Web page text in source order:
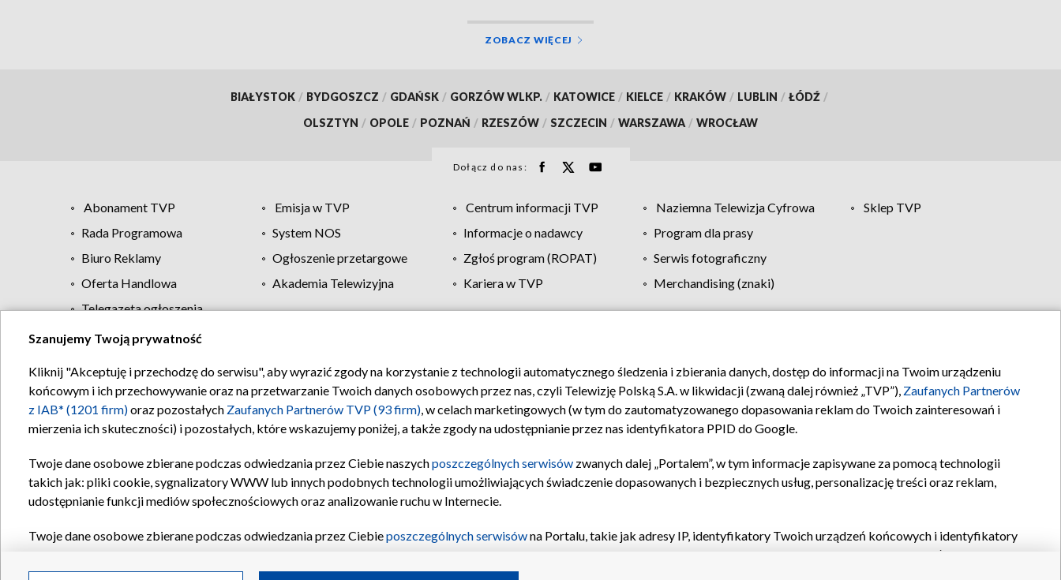
ZOBACZ WIĘCEJ
BIAŁYSTOK / BYDGOSZCZ / GDAŃSK / GORZÓW WLKP. / KATOWICE / KIELCE / KRAKÓW / LUBLIN / ŁÓDŹ /
OLSZTYN / OPOLE / POZNAŃ / RZESZÓW / SZCZECIN / WARSZAWA / WROCŁAW
Dołącz do nas:
Abonament TVP Emisja w TVP Centrum informacji TVP Naziemna Telewizja Cyfrowa
Sklep TVP
Rada Programowa
System NOS Informacje o nadawcy
Program dla prasy
Biuro Reklamy
Ogłoszenie przetargowe Zgłoś program (ROPAT)
Serwis fotograficzny
Oferta Handlowa
Akademia Telewizyjna Kariera w TVP
Merchandising (znaki)
Telegazeta ogłoszenia
Regulamin TVP Polityka prywatności Moje zgody Pomoc Biuro reklamy Kontakt
Szanujemy Twoją prywatność
Kliknij "Akceptuję i przechodzę do serwisu", aby wyrazić zgody na korzystanie z technologii automatycznego śledzenia i zbierania danych, dostęp do informacji na Twoim urządzeniu
końcowym i ich przechowywanie oraz na przetwarzanie Twoich danych osobowych przez nas, czyli Telewizję Polską S.A. w likwidacji (zwaną dalej również „TVP”), Zaufanych Partnerów
z IAB* (1201 firm)oraz pozostałych Zaufanych Partnerów TVP (93 firm), w celach marketingowych (w tym do zautomatyzowanego dopasowania reklam do Twoich zainteresowań i
mierzenia ich skuteczności) i pozostałych, które wskazujemy poniżej, a także zgody na udostępnianie przez nas identyfikatora PPID do Google.
Twoje dane osobowe zbierane podczas odwiedzania przez Ciebie naszychposzczególnych serwisów zwanych dalej „Portalem”, w tym informacje zapisywane za pomocą technologii
takich jak: pliki cookie, sygnalizatory WWW lub innych podobnych technologii umożliwiających świadczenie dopasowanych i bezpiecznych usług, personalizację treści oraz reklam,
udostępnianie funkcji mediów społecznościowych oraz analizowanie ruchu w Internecie.
Twoje dane osobowe zbierane podczas odwiedzania przez Ciebieposzczególnych serwisówna Portalu, takie jak adresy IP, identyfikatory Twoich urządzeń końcowych i identyfikatory
oraz pozostałych
Partnerów TVPdla realizacji następujących celów i funkcji: przechowywania informacji na urządzeniu lub dostęp do nich, wyboru podstawowych reklam, wyboru spersonalizowanych